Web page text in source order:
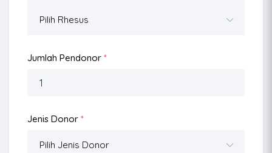
Jumlah Pendonor *
Jenis Donor *